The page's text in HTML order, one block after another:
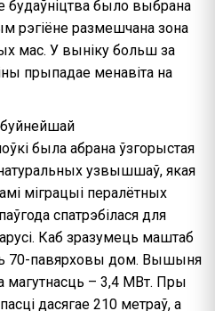
будаўніцтва было выбрана
рэгіёне размешчана зона
мас. У выніку больш за
прыпадае менавіта на
была абрана ўзгорыстая
узвышшаў, якая
міграцыі пералётных
спатрэбілася для
Каб зразумець маштаб
70-павярховы дом. Вышыня
магутнасць – 3,4 МВт. Пры
дасягае 210 метраў, а